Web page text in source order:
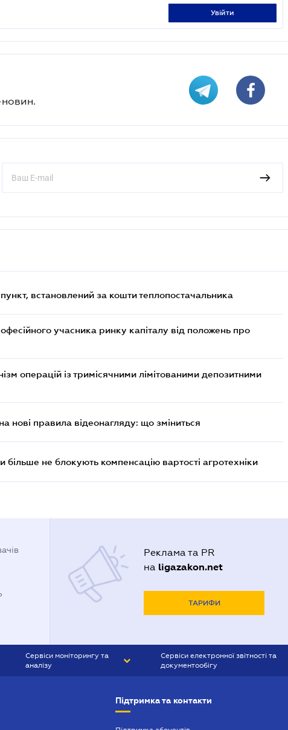
увійти
новин.
встановлений за кошти теплопостачальника
учасника ринку капіталу від положень про
операцій із тримісячними лімітованими депозитними
нові правила відеонагляду: що зміниться
не блокують компенсацію вартості агротехніки
Реклама та PR
на ligazakon.net
ТАРИФИ
Сервіси моніторингу та
аналізу
Сервіси електронної звітності та
документообігу
Підтримка та контакти